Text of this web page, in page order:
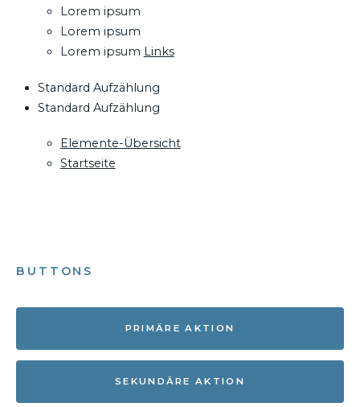
Lorem ipsum
Lorem ipsum
Lorem ipsum Links
Standard Aufzählung
Standard Aufzählung
Elemente-Übersicht
Startseite
BUTTONS
PRIMÄRE AKTION
SEKUNDÄRE AKTION